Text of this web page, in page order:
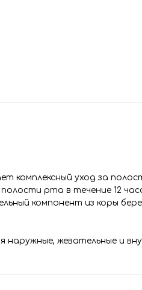
комплексный уход за
рта в течение 12
компонент из коры
наружные, жевательные и